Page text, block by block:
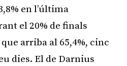
en l’última
el 20% de finals
arriba al 65,4%, cinc
dies. El de Darnius